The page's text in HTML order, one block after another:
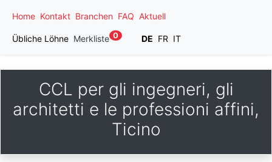
Home Kontakt Branchen FAQ Aktuell
Übliche Löhne Merkliste 0 DE FR IT
CCL per gli ingegneri, gli
architetti e le professioni affini,
Ticino